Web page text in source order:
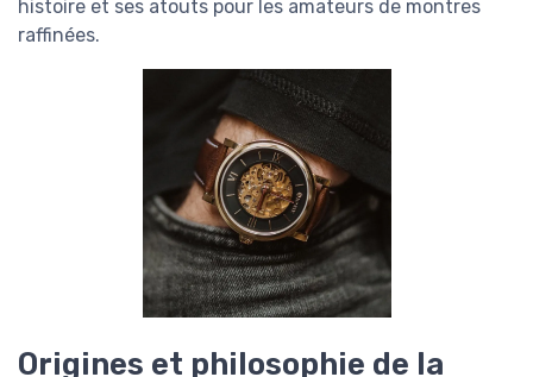
histoire et ses atouts pour les amateurs de montres
raffinées.
Origines et philosophie de la